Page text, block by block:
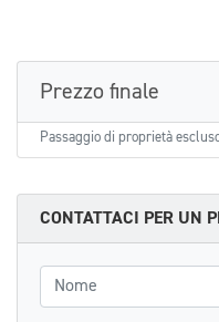
Prezzo finale
Passaggio di proprietà
CONTATTACI PER UN
Nome